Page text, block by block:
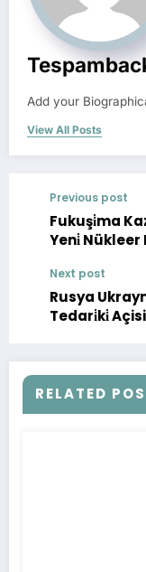
Add your
View All Posts
Previous post
Fukuşi̇ma
Yeni̇
Next post
Rusya
Tedari̇ki̇
RELATED